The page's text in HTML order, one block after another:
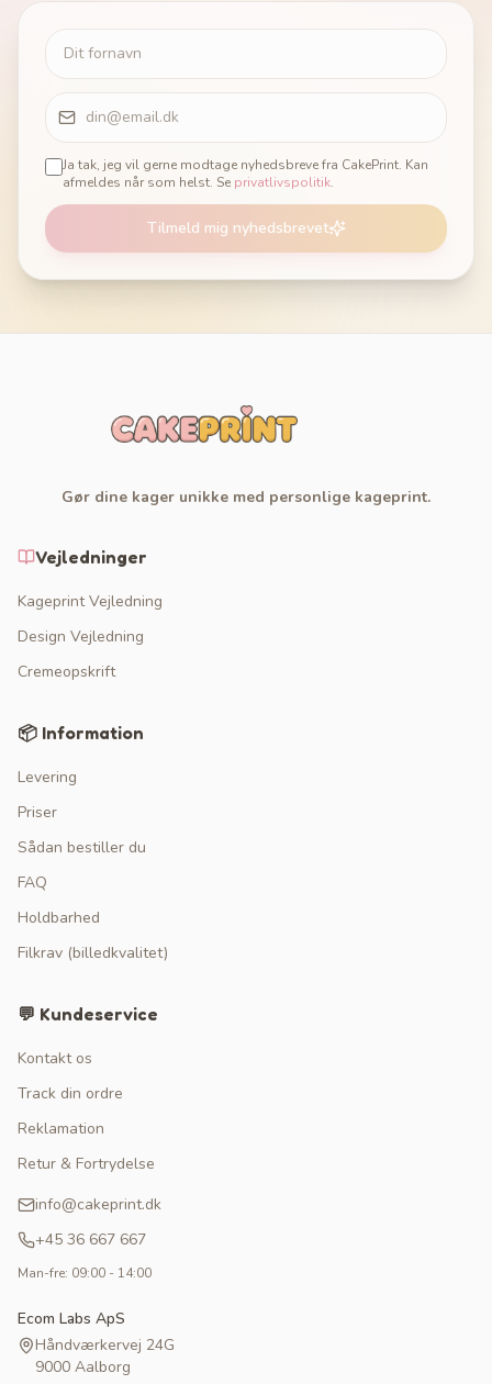
Ja tak, jeg vil gerne modtage nyhedsbreve fra CakePrint. Kan
afmeldes når som helst. Se privatlivspolitik.
Tilmeld mig nyhedsbrevet
Gør dine kager unikke med personlige kageprint.
Vejledninger
Kageprint Vejledning
Design Vejledning
Cremeopskrift
📦 Information
Levering
Priser
Sådan bestiller du
FAQ
Holdbarhed
Filkrav (billedkvalitet)
💬 Kundeservice
Kontakt os
Track din ordre
Reklamation
Retur & Fortrydelse
info@cakeprint.dk
+45 36 667 667
Man-fre: 09:00 - 14:00
Ecom Labs ApS
Håndværkervej 24G
9000 Aalborg